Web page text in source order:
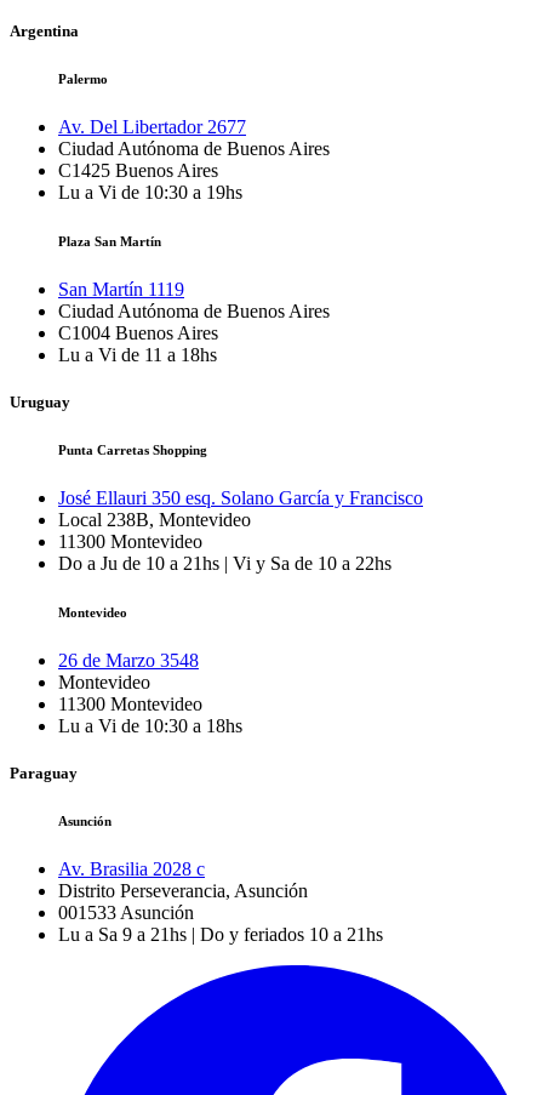
Argentina
Palermo
Av. Del Libertador 2677
Ciudad Autónoma de Buenos Aires
C1425 Buenos Aires
Lu a Vi de 10:30 a 19hs
Plaza San Martín
San Martín 1119
Ciudad Autónoma de Buenos Aires
C1004 Buenos Aires
Lu a Vi de 11 a 18hs
Uruguay
Punta Carretas Shopping
José Ellauri 350 esq. Solano García y Francisco
Local 238B, Montevideo
11300 Montevideo
Do a Ju de 10 a 21hs | Vi y Sa de 10 a 22hs
Montevideo
26 de Marzo 3548
Montevideo
11300 Montevideo
Lu a Vi de 10:30 a 18hs
Paraguay
Asunción
Av. Brasilia 2028 c
Distrito Perseverancia, Asunción
001533 Asunción
Lu a Sa 9 a 21hs | Do y feriados 10 a 21hs